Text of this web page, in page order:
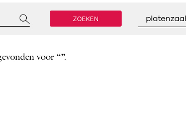
ZOEKEN
voor “”.